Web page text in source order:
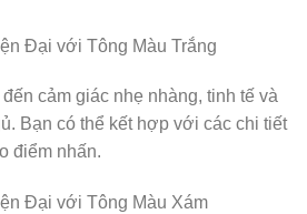
Đại với Tông Màu Trắng
cảm giác nhẹ nhàng, tinh tế và
Bạn có thể kết hợp với các chi tiết
điểm nhấn.
Đại với Tông Màu Xám